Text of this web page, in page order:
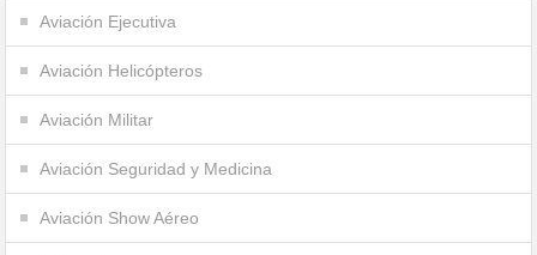
Aviación Ejecutiva
Aviación Helicópteros
Aviación Militar
Aviación Seguridad y Medicina
Aviación Show Aéreo